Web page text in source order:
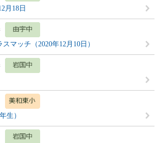
月18日
マッチ（2020年12月10日）
生）